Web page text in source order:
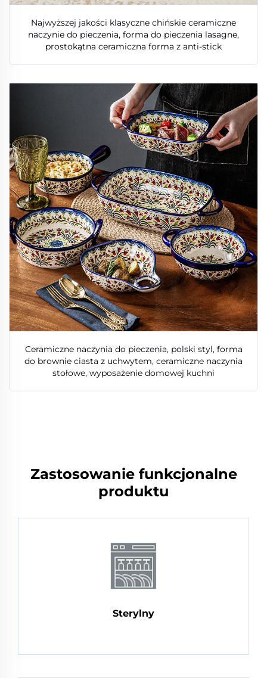
Najwyższej jakości klasyczne chińskie ceramiczne
naczynie do pieczenia, forma do pieczenia lasagne,
prostokątna ceramiczna forma z anti-stick
Ceramiczne naczynia do pieczenia, polski styl, forma
do brownie ciasta z uchwytem, ceramiczne naczynia
stołowe, wyposażenie domowej kuchni
Zastosowanie funkcjonalne
produktu
Sterylny